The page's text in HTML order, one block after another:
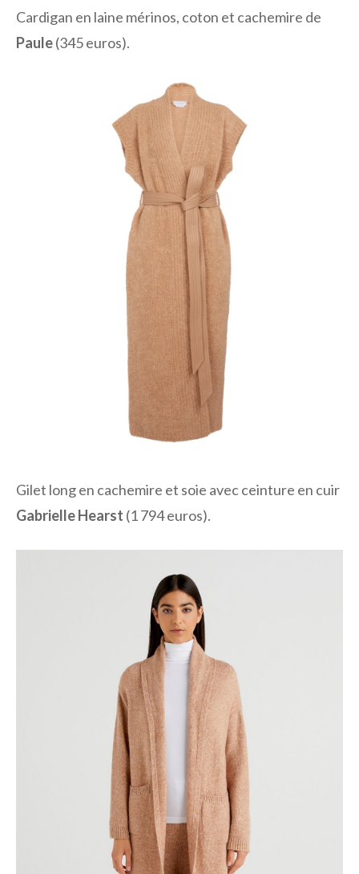
Cardigan en laine mérinos, coton et cachemire de
Paule(345 euros).
Gilet long en cachemire et soie avec ceinture en cuir
Gabrielle Hearst (1 794 euros).